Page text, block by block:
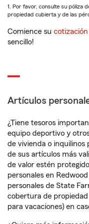
1. Por favor, consulte su póliza
propiedad cubierta y de las
Comience su
sencillo!
Artículos
¿Tiene tesoros
equipo deportivo y
de vivienda o
de sus artículos más
de valor estén
personales en
personales de State
cobertura de propiedad
para vacaciones) en